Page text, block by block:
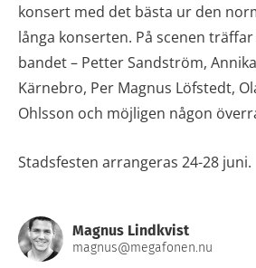
konsert med det bästa ur den
långa konserten. På scenen
bandet – Petter Sandström,
Kärnebro, Per Magnus Löfstedt,
Ohlsson och möjligen någon
Stadsfesten arrangeras 24-28 juni.
Magnus Lindkvist
magnus@megafonen.nu